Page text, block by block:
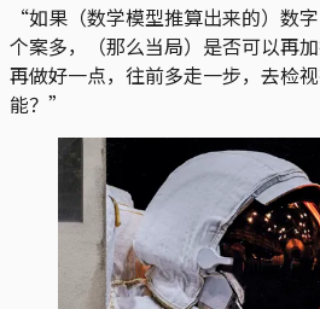
“如果（数学模型推算出来的）数
个案多，（那么当局）是否可以再
再做好一点，往前多走一步，去检
能？”